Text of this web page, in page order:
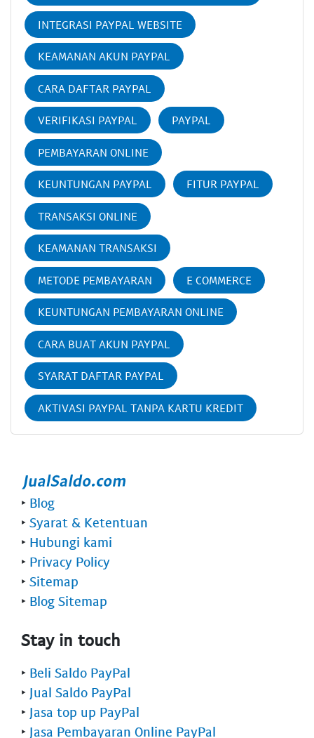
INTEGRASI PAYPAL WEBSITE
KEAMANAN AKUN PAYPAL
CARA DAFTAR PAYPAL
VERIFIKASI PAYPAL PAYPAL
PEMBAYARAN ONLINE
KEUNTUNGAN PAYPAL FITUR PAYPAL
TRANSAKSI ONLINE
KEAMANAN TRANSAKSI
METODE PEMBAYARAN E COMMERCE
KEUNTUNGAN PEMBAYARAN ONLINE
CARA BUAT AKUN PAYPAL
SYARAT DAFTAR PAYPAL
AKTIVASI PAYPAL TANPA KARTU KREDIT
‣ Blog
‣ Syarat & Ketentuan
‣ Hubungi kami
‣ Privacy Policy
‣ Sitemap
‣ Blog Sitemap
Stay in touch
‣ Beli Saldo PayPal
‣ Jual Saldo PayPal
‣ Jasa top up PayPal
‣ Jasa Pembayaran Online PayPal